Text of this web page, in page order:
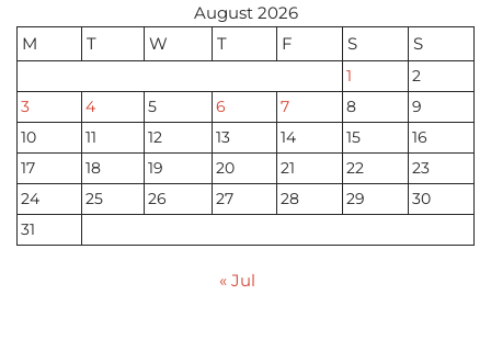
August 2026
M
T W T F S S
1
2
3
4 5 6 7 8
9
10
11 12 13 14 15
16
17
18 19 20 21 22
23
24
25 26 27 28 29
30
31
« Jul